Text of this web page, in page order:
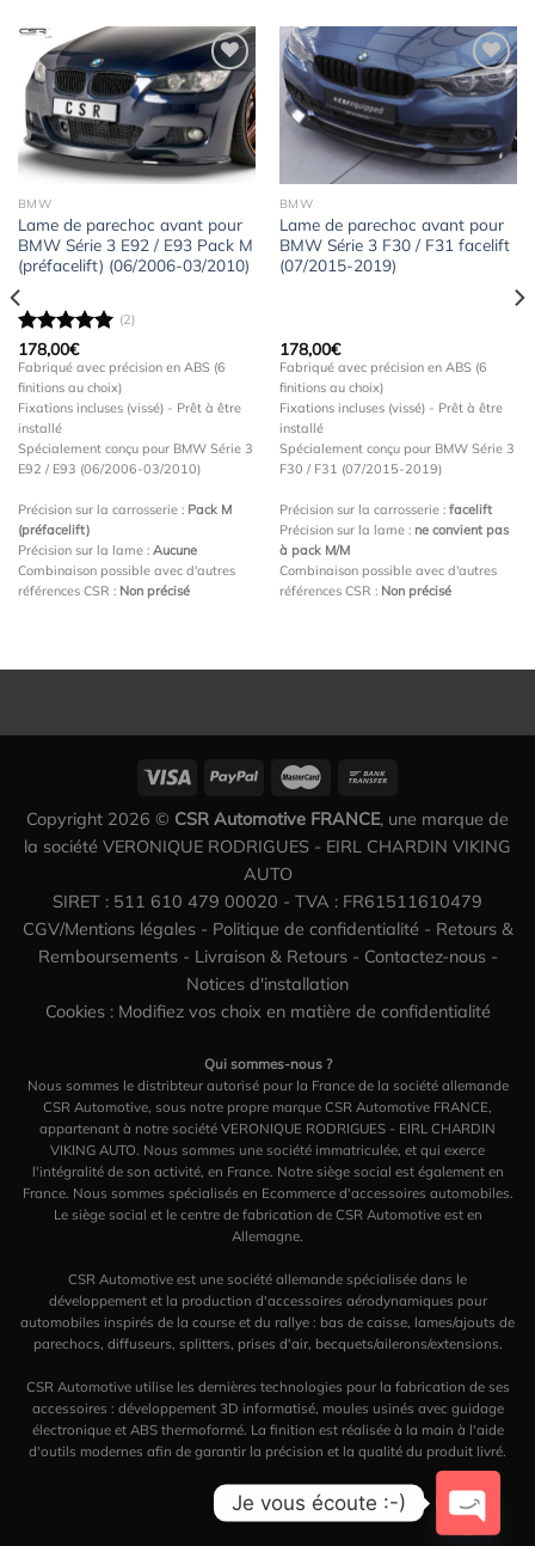
Ajouter
à la
wishlist
BMW
Lame de parechoc avant pour
BMW Série 3 E92 / E93 Pack M
(préfacelift) (06/2006-03/2010)
Note5.00
sur 5
(2)
178,00€
Fabriqué avec précision en ABS (6
finitions au choix)
Fixations incluses (vissé) - Prêt à être
installé
Spécialement conçu pour BMW Série 3
E92 / E93 (06/2006-03/2010)
Précision sur la carrosserie : Pack M
(préfacelift)
Précision sur la lame : Aucune
Combinaison possible avec d'autres
références CSR : Non précisé
Ajouter
à la
wishlist
BMW
Lame de parechoc avant pour
BMW Série 3 F30 / F31 facelift
(07/2015-2019)
178,00€
Fabriqué avec précision en ABS (6
finitions au choix)
Fixations incluses (vissé) - Prêt à être
installé
Spécialement conçu pour BMW Série 3
F30 / F31 (07/2015-2019)
Précision sur la carrosserie : facelift
Précision sur la lame : ne convient pas
à pack M/M
Combinaison possible avec d'autres
références CSR : Non précisé
Copyright 2026 © CSR Automotive FRANCE, une marque de
la société VERONIQUE RODRIGUES - EIRL CHARDIN VIKING
AUTO
SIRET : 511 610 479 00020 - TVA : FR61511610479
CGV/Mentions légales- Politique de confidentialité - Retours &
Remboursements- Livraison & Retours- Contactez-nous-
Notices d'installation
Cookies : Modifiez vos choix en matière de confidentialité
Qui sommes-nous ?
Nous sommes le distribteur autorisé pour la France de la société allemande
CSR Automotive, sous notre propre marque CSR Automotive FRANCE,
appartenant à notre société VERONIQUE RODRIGUES - EIRL CHARDIN
VIKING AUTO. Nous sommes une société immatriculée, et qui exerce
l'intégralité de son activité, en France. Notre siège social est également en
France. Nous sommes spécialisés en Ecommerce d'accessoires automobiles.
Le siège social et le centre de fabrication de CSR Automotive est en
Allemagne.
CSR Automotive est une société allemande spécialisée dans le
développement et la production d'accessoires aérodynamiques pour
automobiles inspirés de la course et du rallye : bas de caisse, lames/ajouts de
parechocs, diffuseurs, splitters, prises d'air, becquets/ailerons/extensions.
CSR Automotive utilise les dernières technologies pour la fabrication de ses
accessoires : développement 3D informatisé, moules usinés avec guidage
électronique et ABS thermoformé. La finition est réalisée à la main à l'aide
d'outils modernes afin de garantir la précision et la qualité du produit livré.
Je vous écoute :-)